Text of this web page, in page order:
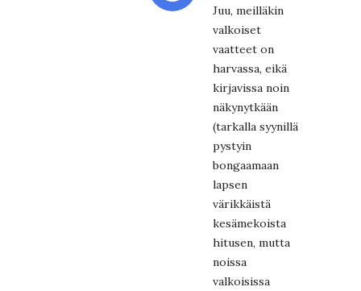
Juu, meilläkin
valkoiset
vaatteet on
harvassa, eikä
kirjavissa noin
näkynytkään
(tarkalla syynillä
pystyin
bongaamaan
lapsen
värikkäistä
kesämekoista
hitusen, mutta
noissa
valkoisissa